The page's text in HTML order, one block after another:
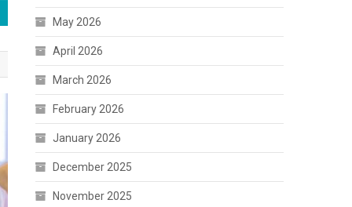
May 2026
April 2026
March 2026
February 2026
January 2026
December 2025
November 2025